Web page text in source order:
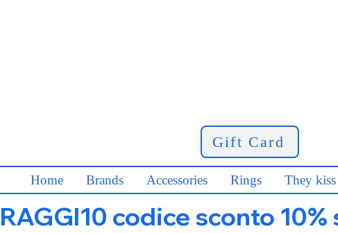
Gift Card
Home Brands Accessories Rings They
RAGGI10 codice sconto